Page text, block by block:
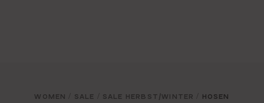
WOMEN SALE SALE HERBST/WINTER HOSEN